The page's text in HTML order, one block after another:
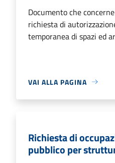
Documento che
richiesta di
temporanea di spazi ed
VAI ALLA PAGINA
Richiesta di
pubblico per